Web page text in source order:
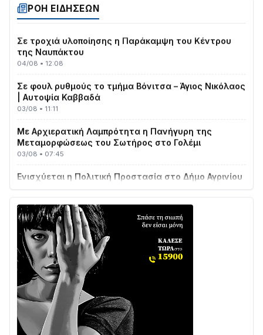
ΡΟΗ ΕΙΔΗΣΕΩΝ
04/08 • 19:47
της Ναυπάκτου
04/08 • 12:08
| Αυτοψία Καββαδά
03/08 • 11:11
Μεταμορφώσεως του Σωτήρος στο Γολέμι
03/08 • 07:45
με δύο νέα υδροφόρα οχήματα
Διαβάστε την «Ναυπακτία» που κυκλοφορεί
31/07 • 08:16
Δωρίδα για Όλους: «Καμία εκχώρηση των νερών
στην ΕΥΔΑΠ»
28/07 • 21:46
Διαβάστε την «Ναυπακτία» που κυκλοφορεί
24/07 • 11:31
ΕΚΤΑΚΤΟ – ΝΑΥΠΑΚΤΙΑ: ΣΥΝΑΓΕΡΜΟΣ ΣΤΗΝ